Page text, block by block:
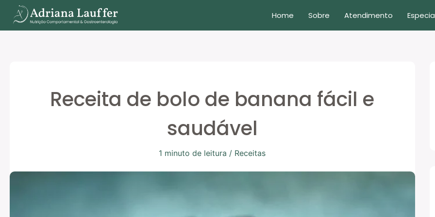
para
o
Home Sobre Atendimento
Receita de bolo de banana fácil e
saudável
1 minuto de leitura / Receitas